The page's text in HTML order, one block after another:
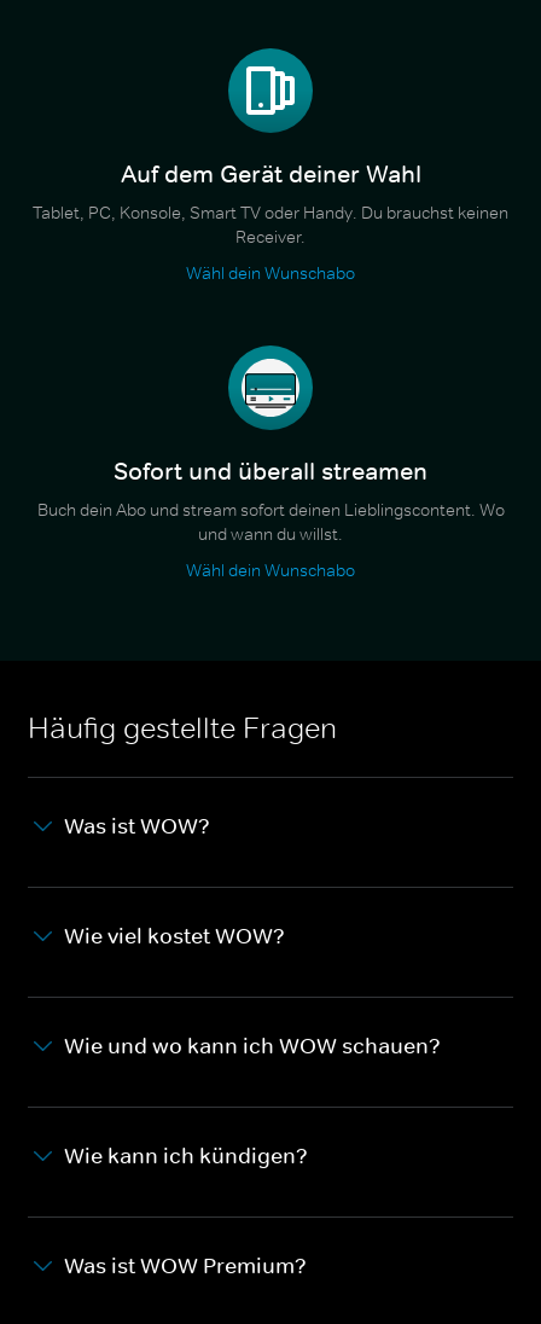
Auf dem Gerät deiner Wahl
Tablet, PC, Konsole, Smart TV oder Handy. Du brauchst keinen
Receiver.
Wähl dein Wunschabo
Sofort und überall streamen
Buch dein Abo und stream sofort deinen Lieblingscontent. Wo
und wann du willst.
Wähl dein Wunschabo
Häufig gestellte Fragen
Was ist WOW?
Wie viel kostet WOW?
Wie und wo kann ich WOW schauen?
Wie kann ich kündigen?
Was ist WOW Premium?